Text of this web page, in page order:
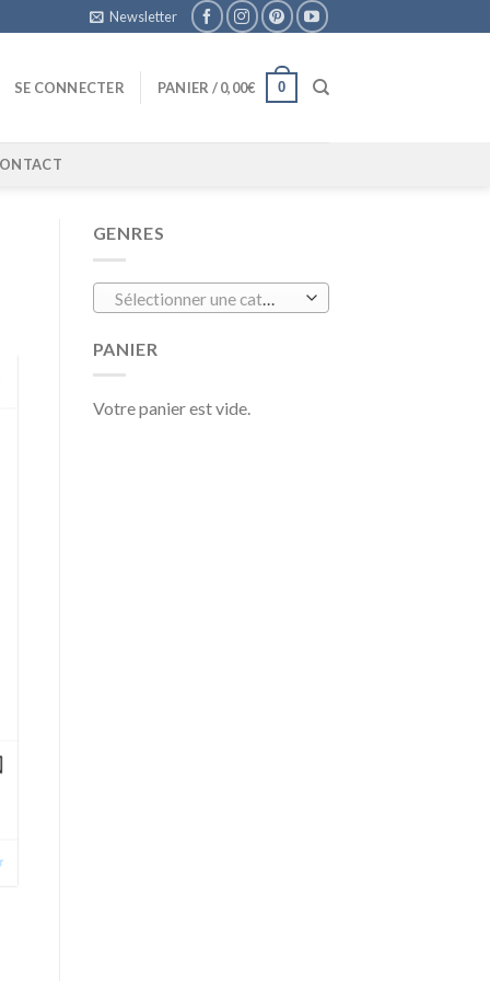
Newsletter
SE CONNECTER PANIER /0,00€ 0
GENRES
PANIER
Votre panier est vide.